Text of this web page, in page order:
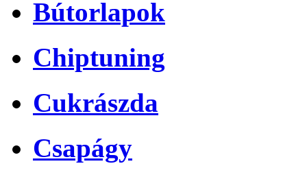
Bútorlapok
Chiptuning
Cukrászda
Csapágy